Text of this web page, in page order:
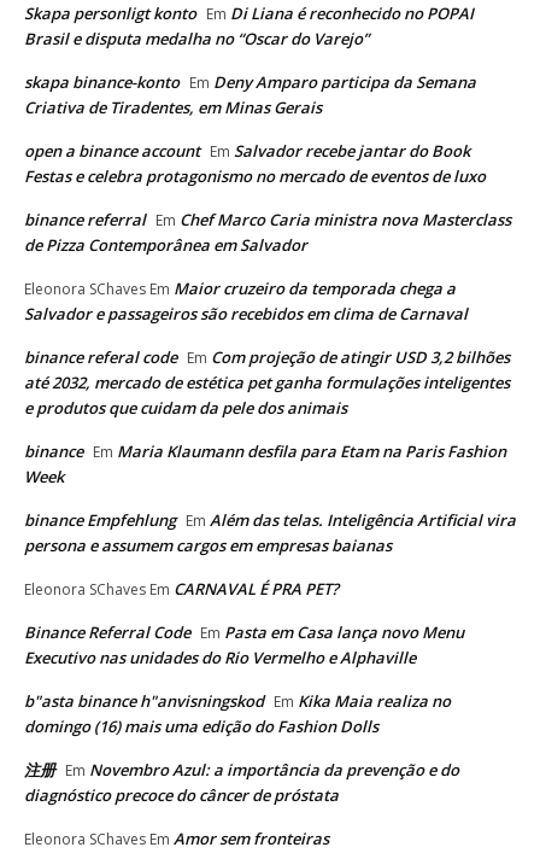
Skapa personligt konto Em Di Liana é reconhecido no POPAI
Brasil e disputa medalha no “Oscar do Varejo”
skapa binance-konto Em Deny Amparo participa da Semana
Criativa de Tiradentes, em Minas Gerais
open a binance account Em Salvador recebe jantar do Book
Festas e celebra protagonismo no mercado de eventos de luxo
binance referral Em Chef Marco Caria ministra nova Masterclass
de Pizza Contemporânea em Salvador
Eleonora SChaves Em Maior cruzeiro da temporada chega a
Salvador e passageiros são recebidos em clima de Carnaval
binance referal code Em Com projeção de atingir USD 3,2 bilhões
até 2032, mercado de estética pet ganha formulações inteligentes
e produtos que cuidam da pele dos animais
binance Em Maria Klaumann desfila para Etam na Paris Fashion
Week
binance Empfehlung Em Além das telas. Inteligência Artificial vira
persona e assumem cargos em empresas baianas
Eleonora SChaves Em CARNAVAL É PRA PET?
Binance Referral Code Em Pasta em Casa lança novo Menu
Executivo nas unidades do Rio Vermelho e Alphaville
b"asta binance h"anvisningskod Em Kika Maia realiza no
domingo (16) mais uma edição do Fashion Dolls
注册 Em Novembro Azul: a importância da prevenção e do
diagnóstico precoce do câncer de próstata
Eleonora SChaves Em Amor sem fronteiras